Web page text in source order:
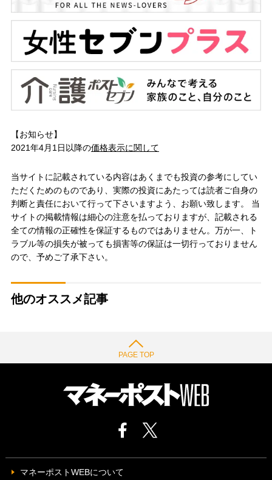
【お知らせ】
2021年4月1日以降の価格表示に関して
当サイトに記載されている内容はあくまでも投資の参考にしてい
ただくためのものであり、実際の投資にあたっては読者ご自身の
判断と責任において行って下さいますよう、お願い致します。 当
サイトの掲載情報は細心の注意を払っておりますが、記載される
全ての情報の正確性を保証するものではありません。万が一、ト
ラブル等の損失が被っても損害等の保証は一切行っておりません
ので、予めご了承下さい。
他のオススメ記事
PAGE TOP
マネーポストWEBについて